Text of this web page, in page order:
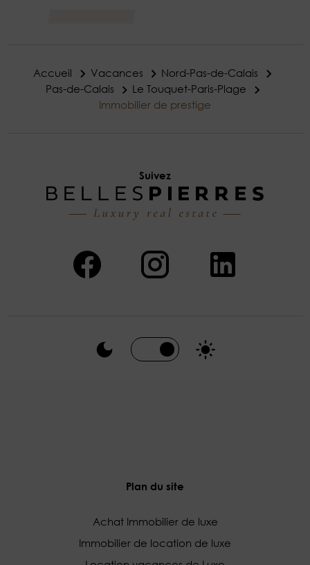
Accueil Vacances
Nord-Pas-de-Calais
Pas-de-Calais
Le Touquet-Paris-Plage
Immobilier de prestige
Suivez
Plan du site
Achat Immobilier de luxe
Immobilier de location de luxe